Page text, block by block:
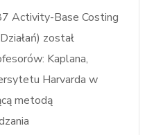
Activity-Base Costing
został
Kaplana,
Harvarda w
metodą